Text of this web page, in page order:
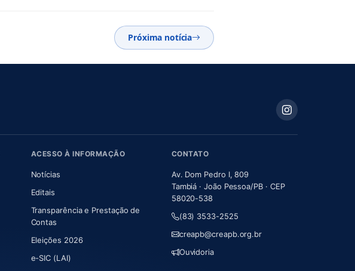
Próxima notícia
ACESSO À INFORMAÇÃO
Notícias
Editais
Transparência e Prestação de
Contas
Eleições 2026
e-SIC (LAI)
CONTATO
Av. Dom Pedro I, 809
Tambiá · João Pessoa/PB · CEP
58020-538
(83) 3533-2525
creapb@creapb.org.br
Ouvidoria